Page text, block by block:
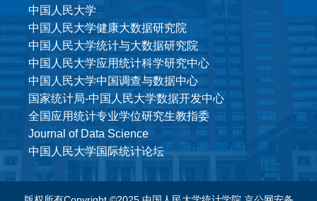
中国人民大学
中国人民大学健康大数据研究院
中国人民大学统计与大数据研究院
中国人民大学应用统计科学研究中心
中国人民大学中国调查与数据中心
国家统计局-中国人民大学数据开发中心
全国应用统计专业学位研究生教指委
Journal of Data Science
中国人民大学国际统计论坛